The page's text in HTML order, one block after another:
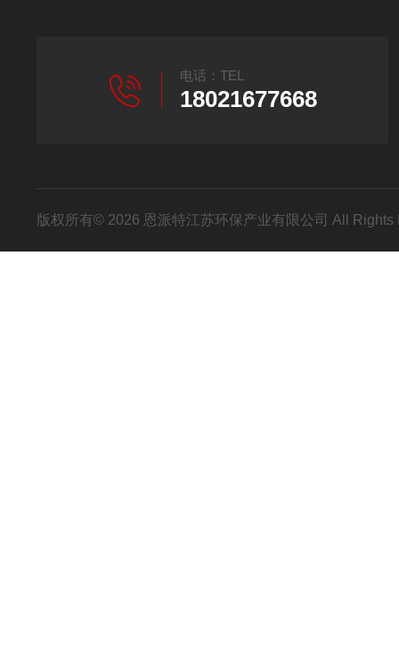
电话：TEL
18021677668
版权所有© 2026 恩派特江苏环保产业有限公司 All